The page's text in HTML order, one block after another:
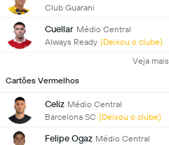
Club Guarani
Cuellar Médio Central
Always Ready (Deixou o clube)
Veja mais
Cartões Vermelhos
Celiz Médio Central
Barcelona SC (Deixou o clube)
Felipe Ogaz Médio Central